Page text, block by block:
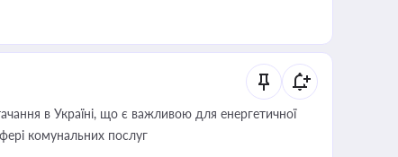
в Україні, що є важливою для енергетичної
комунальних послуг